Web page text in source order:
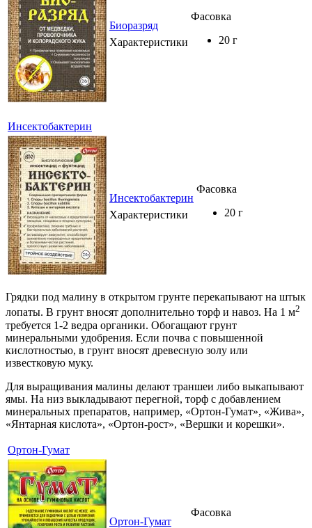
Биоразряд
Характеристики
Фасовка
20 г
Инсектобактерин
Инсектобактерин
Характеристики
Фасовка
20 г
Грядки под малину в открытом грунте перекапывают на штык
лопаты. В грунт вносят дополнительно торф и навоз. На 1 м2
требуется 1-2 ведра органики. Обогащают грунт
минеральными удобрения. Если почва с повышенной
кислотностью, в грунт вносят древесную золу или
известковую муку.
Для выращивания малины делают траншеи либо выкапывают
ямы. На низ выкладывают перегной, торф с добавлением
минеральных препаратов, например, «Ортон-Гумат», «Жива»,
«Янтарная кислота», «Ортон-рост», «Вершки и корешки».
Ортон-Гумат
Ортон-Гумат
Фасовка